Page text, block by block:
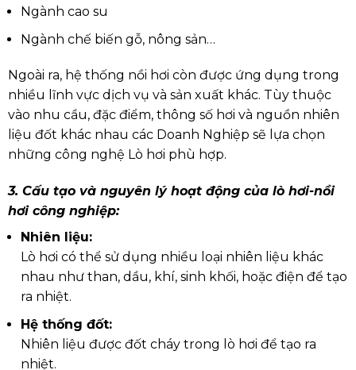
Ngành cao su
Ngành chế biến gỗ, nông sản…
Ngoài ra, hệ thống nồi hơi còn được ứng dụng trong
nhiều lĩnh vực dịch vụ và sản xuất khác. Tùy thuộc
vào nhu cầu, đặc điểm, thông số hơi và nguồn nhiên
liệu đốt khác nhau các Doanh Nghiệp sẽ lựa chọn
những công nghệ Lò hơi phù hợp.
3. Cấu tạo và nguyên lý hoạt động của lò hơi-nồi
hơi công nghiệp:
Nhiên liệu:
Lò hơi có thể sử dụng nhiều loại nhiên liệu khác
nhau như than, dầu, khí, sinh khối, hoặc điện để tạo
ra nhiệt.
Hệ thống đốt:
Nhiên liệu được đốt cháy trong lò hơi để tạo ra
nhiệt.